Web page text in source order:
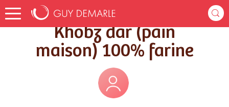
Accueil Recettes Khobz dar (pain maison) 100% farine
Khobz dar (pain
maison) 100% farine